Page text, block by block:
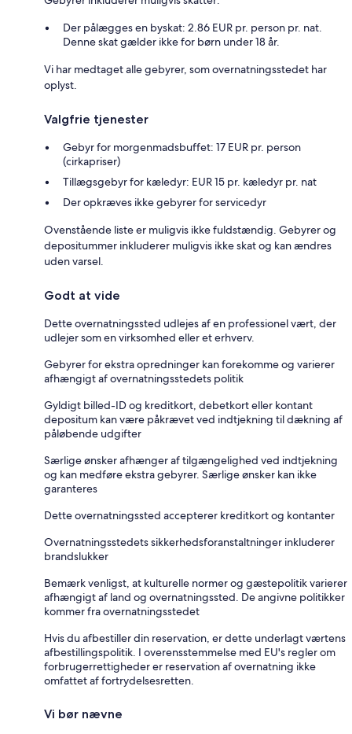
Der pålægges en byskat: 2.86 EUR pr. person pr. nat.
Denne skat gælder ikke for børn under 18 år.
Vi har medtaget alle gebyrer, som overnatningsstedet har
oplyst.
Valgfrie tjenester
Gebyr for morgenmadsbuffet: 17 EUR pr. person
(cirkapriser)
Tillægsgebyr for kæledyr: EUR 15 pr. kæledyr pr. nat
Der opkræves ikke gebyrer for servicedyr
Ovenstående liste er muligvis ikke fuldstændig. Gebyrer og
depositummer inkluderer muligvis ikke skat og kan ændres
uden varsel.
Godt at vide
Dette overnatningssted udlejes af en professionel vært, der
udlejer som en virksomhed eller et erhverv.
Gebyrer for ekstra opredninger kan forekomme og varierer
afhængigt af overnatningsstedets politik
Gyldigt billed-ID og kreditkort, debetkort eller kontant
depositum kan være påkrævet ved indtjekning til dækning af
påløbende udgifter
Særlige ønsker afhænger af tilgængelighed ved indtjekning
og kan medføre ekstra gebyrer. Særlige ønsker kan ikke
garanteres
Dette overnatningssted accepterer kreditkort og kontanter
Overnatningsstedets sikkerhedsforanstaltninger inkluderer
brandslukker
Bemærk venligst, at kulturelle normer og gæstepolitik varierer
afhængigt af land og overnatningssted. De angivne politikker
kommer fra overnatningsstedet
Hvis du afbestiller din reservation, er dette underlagt værtens
afbestillingspolitik. I overensstemmelse med EU's regler om
forbrugerrettigheder er reservation af overnatning ikke
omfattet af fortrydelsesretten.
Vi bør nævne